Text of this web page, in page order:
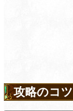
攻略のコツ